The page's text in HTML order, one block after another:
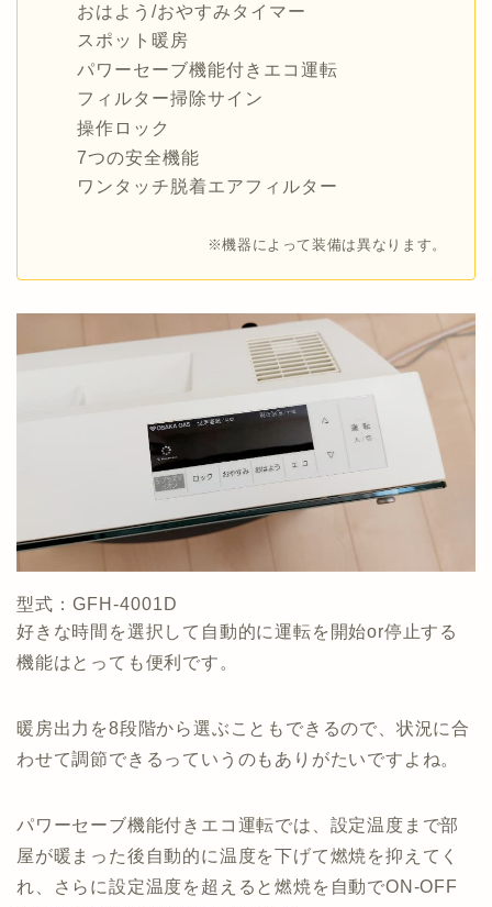
おはよう/おやすみタイマー
スポット暖房
パワーセーブ機能付きエコ運転
フィルター掃除サイン
操作ロック
7つの安全機能
ワンタッチ脱着エアフィルター
※機器によって装備は異なります。
型式：GFH-4001D
好きな時間を選択して自動的に運転を開始or停止する
機能はとっても便利です。
暖房出力を8段階から選ぶこともできるので、状況に合
わせて調節できるっていうのもありがたいですよね。
パワーセーブ機能付きエコ運転では、設定温度まで部
屋が暖まった後自動的に温度を下げて燃焼を抑えてく
れ、さらに設定温度を超えると燃焼を自動でON-OFF